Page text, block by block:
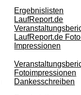
Ergebnislisten
LaufReport.de
LaufReport.de
Impressionen
Fotoimpressionen
Dankesschreiben